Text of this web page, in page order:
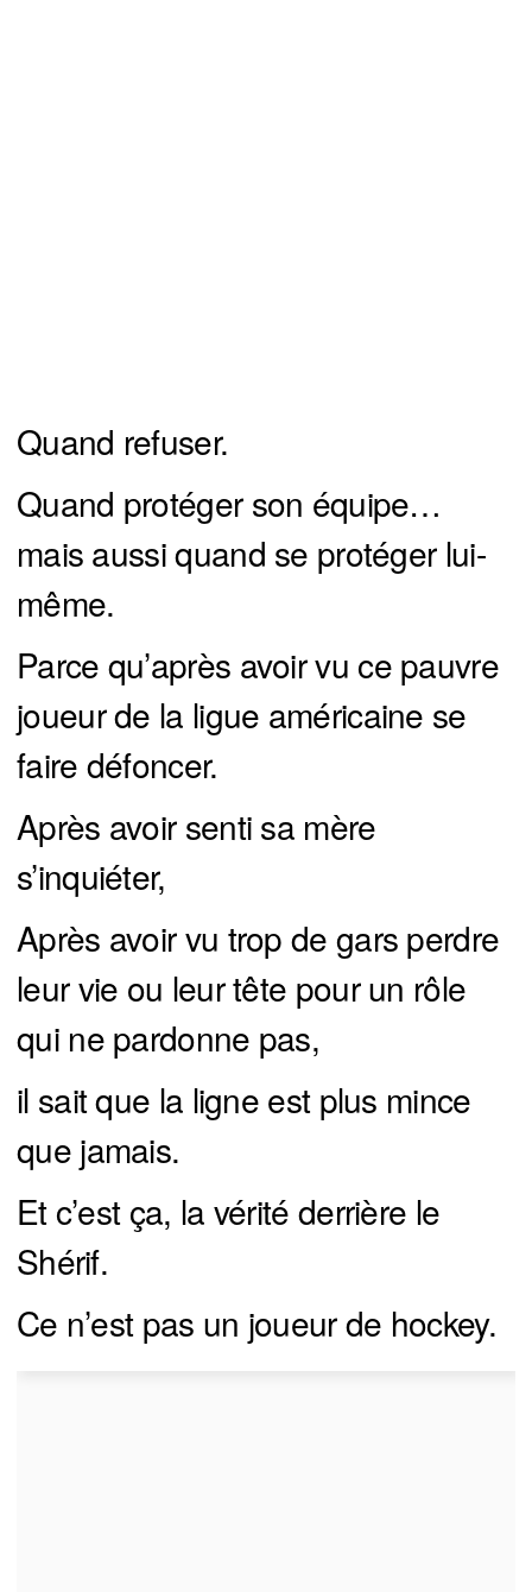
Quand refuser.
Quand protéger son équipe…
mais aussi quand se protéger lui-
même.
Parce qu’après avoir vu ce pauvre
joueur de la ligue américaine se
faire défoncer.
Après avoir senti sa mère
s’inquiéter,
Après avoir vu trop de gars perdre
leur vie ou leur tête pour un rôle
qui ne pardonne pas,
il sait que la ligne est plus mince
que jamais.
Et c’est ça, la vérité derrière le
Shérif.
Ce n’est pas un joueur de hockey.